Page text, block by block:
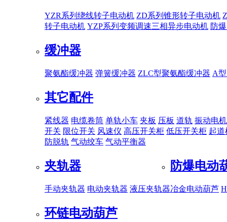
YZR系列绕线转子电动机 ZD系列锥形转子电动机
转子电动机 YZP系列变频调速三相异步电动机 防
缓冲器
聚氨酯缓冲器 弹簧缓冲器 ZLC型聚氨酯缓冲器 A
其它配件
紧线器 电缆卷筒 单轨小车 夹板 压板 道轨 振动电机
开关 限位开关 风速仪 高压开关柜 低压开关柜 起道
防脱轨 气动绞车 气动平衡器
夹轨器
手动夹轨器 电动夹轨器 液压夹轨器
防爆电动
冶金电动葫芦
环链电动葫芦